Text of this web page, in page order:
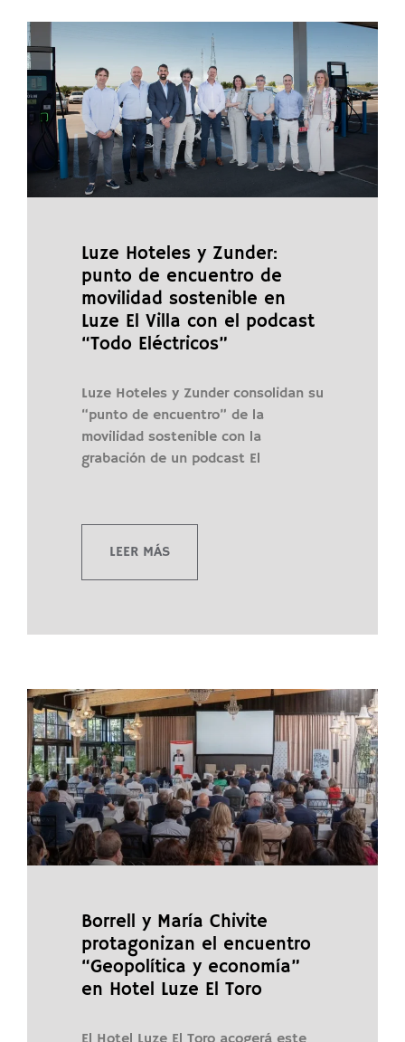
Luze Hoteles y Zunder:
punto de encuentro de
movilidad sostenible en
Luze El Villa con el podcast
“Todo Eléctricos”
Luze Hoteles y Zunder consolidan su
“punto de encuentro” de la
movilidad sostenible con la
grabación de un podcast El
LEER MÁS
Borrell y María Chivite
protagonizan el encuentro
“Geopolítica y economía”
en Hotel Luze El Toro